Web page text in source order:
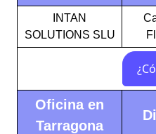
INTAN
SOLUTIONS SLU
Oficina en
Tarragona